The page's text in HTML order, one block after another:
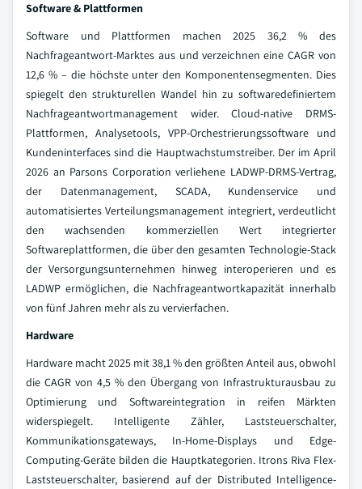
Software & Plattformen
Software und Plattformen machen 2025 36,2 % des
Nachfrageantwort-Marktes aus und verzeichnen eine CAGR von
12,6 % – die höchste unter den Komponentensegmenten. Dies
spiegelt den strukturellen Wandel hin zu softwaredefiniertem
Nachfrageantwortmanagement wider. Cloud-native DRMS-
Plattformen, Analysetools, VPP-Orchestrierungssoftware und
Kundeninterfaces sind die Hauptwachstumstreiber. Der im April
2026 an Parsons Corporation verliehene LADWP-DRMS-Vertrag,
der Datenmanagement, SCADA, Kundenservice und
automatisiertes Verteilungsmanagement integriert, verdeutlicht
den wachsenden kommerziellen Wert integrierter
Softwareplattformen, die über den gesamten Technologie-Stack
der Versorgungsunternehmen hinweg interoperieren und es
LADWP ermöglichen, die Nachfrageantwortkapazität innerhalb
von fünf Jahren mehr als zu vervierfachen.
Hardware
Hardware macht 2025 mit 38,1 % den größten Anteil aus, obwohl
die CAGR von 4,5 % den Übergang von Infrastrukturausbau zu
Optimierung und Softwareintegration in reifen Märkten
widerspiegelt. Intelligente Zähler, Laststeuerschalter,
Kommunikationsgateways, In-Home-Displays und Edge-
Computing-Geräte bilden die Hauptkategorien. Itrons Riva Flex-
Laststeuerschalter, basierend auf der Distributed Intelligence-